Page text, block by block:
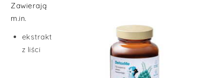
Zawierają
m.in.
ekstrakt
z liści